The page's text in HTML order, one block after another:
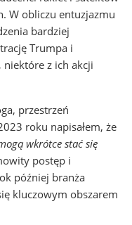
W obliczu entuzjazmu
bardziej
Trumpa i
niektóre z ich akcji
przestrzeń
roku napisałem, że
wkrótce stać się
postęp i
później branża
kluczowym obszarem